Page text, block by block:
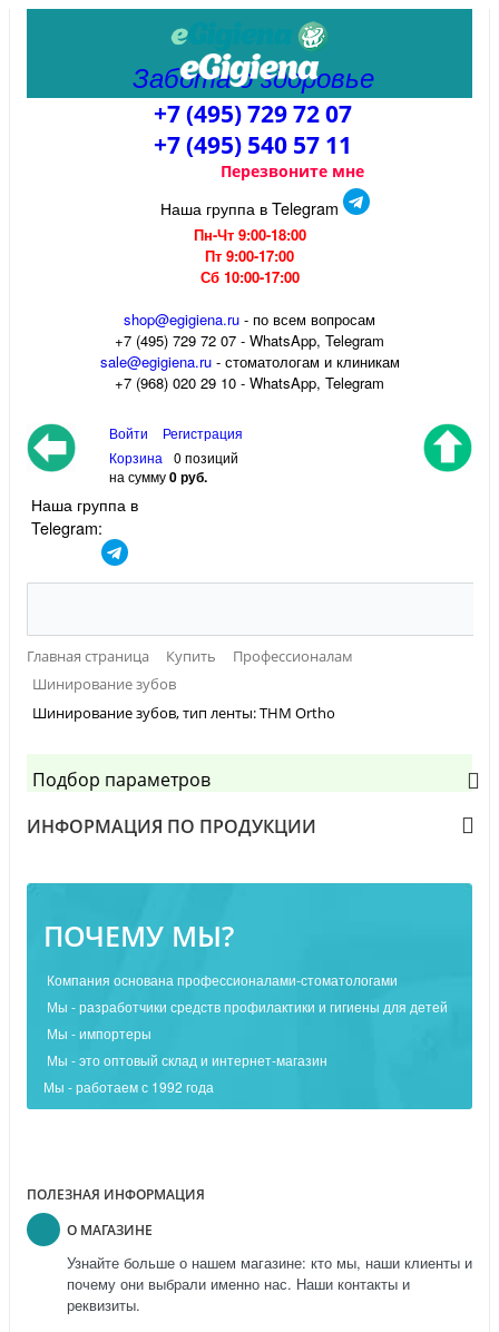
Забота о здоровье
+7 (495) 729 72 07
+7 (495) 540 57 11
Перезвоните мне
Наша группа в Telegram
Пн-Чт 9:00-18:00
Пт 9:00-17:00
Сб 10:00-17:00
shop@egigiena.ru - по всем вопросам
‎+7 (495) 729 72 07 - WhatsApp, Telegram
sale@egigiena.ru- стоматологам и клиникам
+7 (968) 020 29 10 - WhatsApp, Telegram
Войти
Регистрация
Корзина
0 позиций
на сумму0 руб.
Наша группа в
Telegram:
Главная страница Купить
Профессионалам
Шинирование зубов
Шинирование зубов, тип ленты: THM Ortho
Подбор параметров
ИНФОРМАЦИЯ ПО ПРОДУКЦИИ
ПОЧЕМУ МЫ?
Компания основана профессионалами-стоматологами
Мы - разработчики средств профилактики и гигиены для детей
Мы - импортеры
Мы - это оптовый склад и интернет-магазин
Мы - работаем с 1992 года
ПОЛЕЗНАЯ ИНФОРМАЦИЯ
О МАГАЗИНЕ
Узнайте больше о нашем магазине: кто мы, наши клиенты и
почему они выбрали именно нас. Наши контакты и
реквизиты.